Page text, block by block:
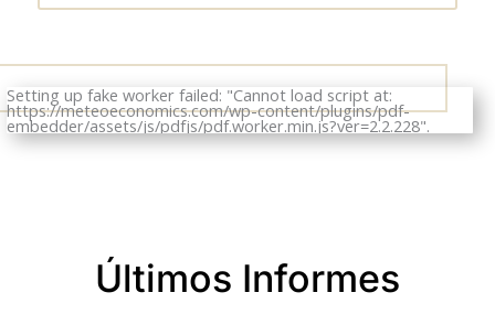
Setting up fake worker failed: "Cannot load script at:
https://meteoeconomics.com/wp-content/plugins/pdf-
embedder/assets/js/pdfjs/pdf.worker.min.js?ver=2.2.228".
Últimos Informes